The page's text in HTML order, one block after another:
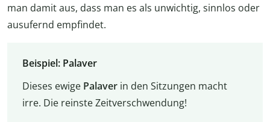
man damit aus, dass man es als unwichtig, sinnlos oder
ausufernd empfindet.
Beispiel: Palaver
Dieses ewige Palaverin den Sitzungen macht
irre. Die reinste Zeitverschwendung!